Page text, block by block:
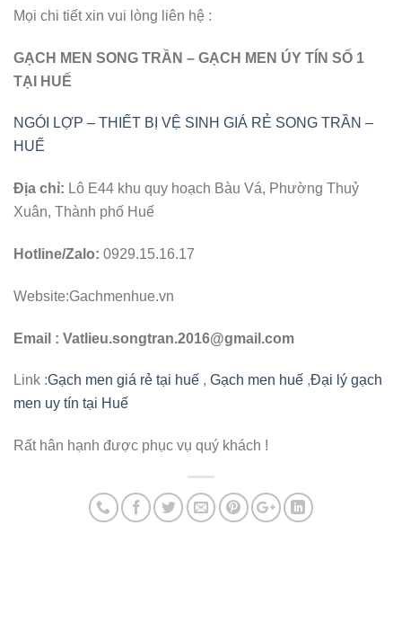
Mọi chi tiết xin vui lòng liên hệ :
GẠCH MEN SONG TRẦN – GẠCH MEN ÚY TÍN SỐ 1
TẠI HUẾ
NGÓI LỢP – THIẾT BỊ VỆ SINH GIÁ RẺ SONG TRẦN –
HUẾ
Địa chỉ: Lô E44 khu quy hoạch Bàu Vá, Phường Thuỷ
Xuân, Thành phố Huế
Hotline/Zalo: 0929.15.16.17
Website:Gachmenhue.vn
Email : Vatlieu.songtran.2016@gmail.com
Link :Gạch men giá rẻ tại huế , Gạch men huế ,Đại lý gạch
men uy tín tại Huế
Rất hân hạnh được phục vụ quý khách !